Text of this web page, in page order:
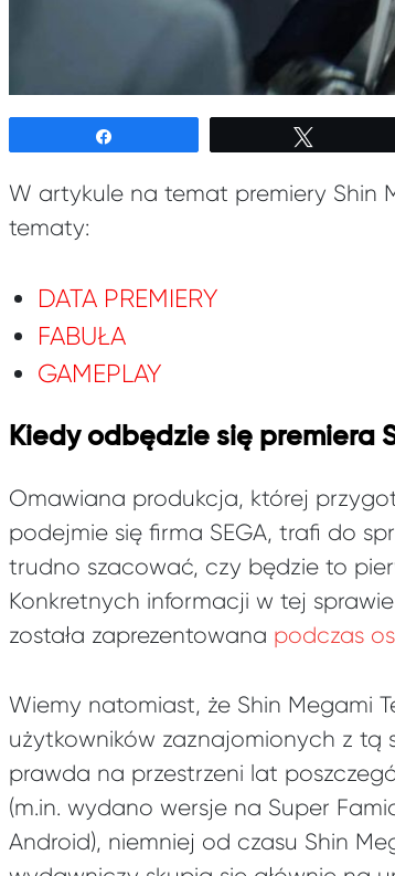
W artykule na temat premiery Shin
tematy:
DATA PREMIERY
FABUŁA
GAMEPLAY
Kiedy odbędzie się premiera
Omawiana produkcja, której
podejmie się firma SEGA, trafi do
trudno szacować, czy będzie to
Konkretnych informacji w tej
została zaprezentowana podczas
Wiemy natomiast, że Shin Megami
użytkowników zaznajomionych z tą
prawda na przestrzeni lat
(m.in. wydano wersje na Super
Android), niemniej od czasu Shin